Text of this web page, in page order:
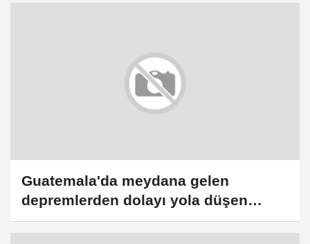
Guatemala'da meydana gelen
depremlerden dolayı yola düşen
kayalar sonucu 2 kişi öldü